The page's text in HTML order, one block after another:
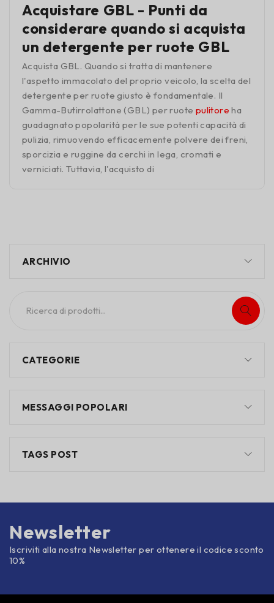
Acquistare GBL - Punti da
considerare quando si acquista
un detergente per ruote GBL
Acquista GBL. Quando si tratta di mantenere
l'aspetto immacolato del proprio veicolo, la scelta del
detergente per ruote giusto è fondamentale. Il
Gamma-Butirrolattone (GBL) per ruote pulitore ha
guadagnato popolarità per le sue potenti capacità di
pulizia, rimuovendo efficacemente polvere dei freni,
sporcizia e ruggine da cerchi in lega, cromati e
verniciati. Tuttavia, l'acquisto di
ARCHIVIO
CATEGORIE
MESSAGGI POPOLARI
TAGS POST
Newsletter
Iscriviti alla nostra Newsletter per ottenere il codice sconto
10%